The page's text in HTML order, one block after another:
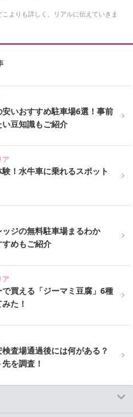
よりも詳しく、リアルに伝えていきま
いおすすめ駐車場6選！事前
豆知識もご紹介
ア
！水牛車に乗れるスポット
ジの無料駐車場まるわか
すめもご紹介
ア
買える「ジーマミ豆腐」6種
た！
査場通過後には何がある？
を調査！